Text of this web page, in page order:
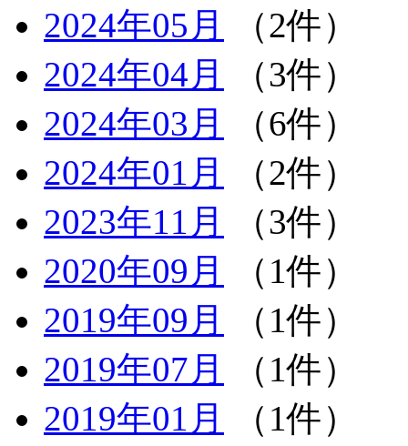
2024年05月
（2件）
2024年04月
（3件）
2024年03月
（6件）
2024年01月
（2件）
2023年11月
（3件）
2020年09月
（1件）
2019年09月
（1件）
2019年07月
（1件）
2019年01月
（1件）